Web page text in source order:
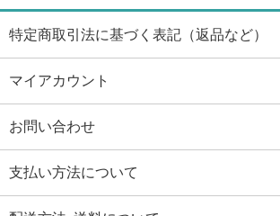
特定商取引法に基づく表記（返品など）
マイアカウント
お問い合わせ
支払い方法について